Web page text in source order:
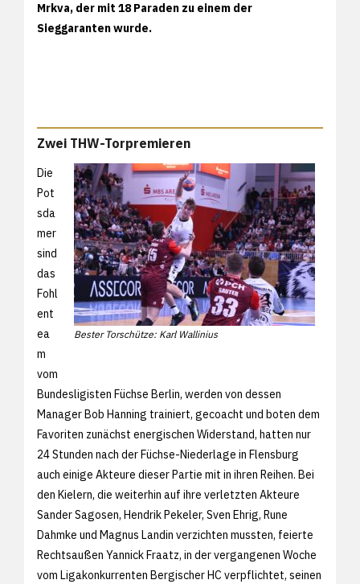
Mrkva, der mit 18 Paraden zu einem der
Sieggaranten wurde.
Zwei THW-Torpremieren
Bester Torschütze: Karl Wallinius
Die
Pot
sda
mer
sind
das
Fohl
ent
ea
m
vom
Bundesligisten Füchse Berlin, werden von dessen
Manager Bob Hanning trainiert, gecoacht und boten dem
Favoriten zunächst energischen Widerstand, hatten nur
24 Stunden nach der Füchse-Niederlage in Flensburg
auch einige Akteure dieser Partie mit in ihren Reihen. Bei
den Kielern, die weiterhin auf ihre verletzten Akteure
Sander Sagosen, Hendrik Pekeler, Sven Ehrig, Rune
Dahmke und Magnus Landin verzichten mussten, feierte
Rechtsaußen Yannick Fraatz, in der vergangenen Woche
vom Ligakonkurrenten Bergischer HC verpflichtet, seinen